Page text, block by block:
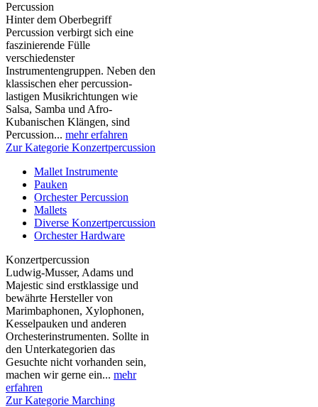
Percussion
Hinter dem Oberbegriff
Percussion verbirgt sich eine
faszinierende Fülle
verschiedenster
Instrumentengruppen. Neben den
klassischen eher percussion-
lastigen Musikrichtungen wie
Salsa, Samba und Afro-
Kubanischen Klängen, sind
Percussion... mehr erfahren
Zur Kategorie Konzertpercussion
Mallet Instrumente
Pauken
Orchester Percussion
Mallets
Diverse Konzertpercussion
Orchester Hardware
Konzertpercussion
Ludwig-Musser, Adams und
Majestic sind erstklassige und
bewährte Hersteller von
Marimbaphonen, Xylophonen,
Kesselpauken und anderen
Orchesterinstrumenten. Sollte in
den Unterkategorien das
Gesuchte nicht vorhanden sein,
machen wir gerne ein... mehr
erfahren
Zur Kategorie Marching